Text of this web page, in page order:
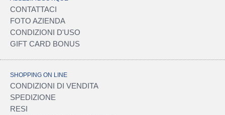
CONTATTACI
FOTO AZIENDA
CONDIZIONI D'USO
GIFT CARD BONUS
SHOPPING ON LINE
CONDIZIONI DI VENDITA
SPEDIZIONE
RESI